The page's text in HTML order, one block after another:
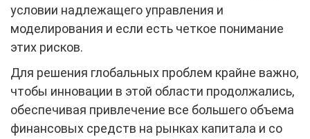
условии надлежащего управления и
моделирования и если есть четкое понимание
этих рисков.
Для решения глобальных проблем крайне важно,
чтобы инновации в этой области продолжались,
обеспечивая привлечение все большего объема
финансовых средств на рынках капитала и со